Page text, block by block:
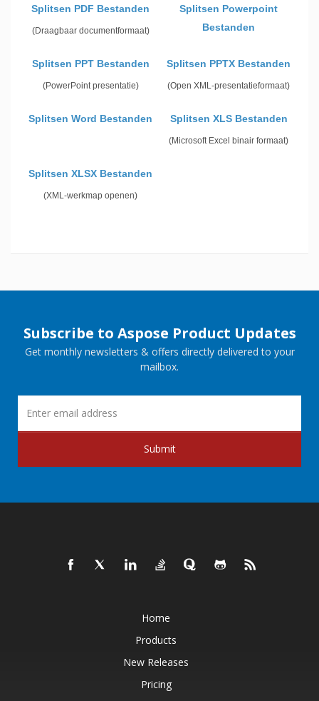
Splitsen PDF Bestanden
(Draagbaar documentformaat)
Splitsen Powerpoint
Bestanden
Splitsen PPT Bestanden
(PowerPoint presentatie)
Splitsen PPTX Bestanden
(Open XML-presentatieformaat)
Splitsen Word Bestanden Splitsen XLS Bestanden
(Microsoft Excel binair formaat)
Splitsen XLSX Bestanden
(XML-werkmap openen)
Subscribe to Aspose Product Updates
Get monthly newsletters & offers directly delivered to your
mailbox.
Submit
Home
Products
New Releases
Pricing